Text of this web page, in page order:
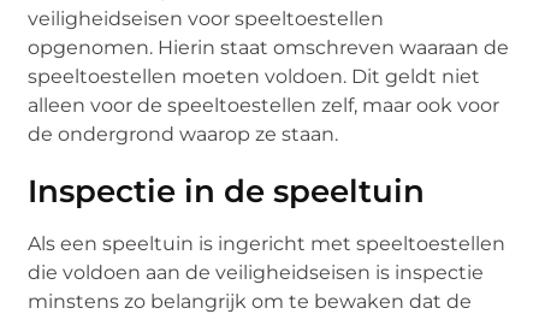
veiligheidseisen voor speeltoestellen
opgenomen. Hierin staat omschreven waaraan de
speeltoestellen moeten voldoen. Dit geldt niet
alleen voor de speeltoestellen zelf, maar ook voor
de ondergrond waarop ze staan.
Inspectie in de speeltuin
Als een speeltuin is ingericht met speeltoestellen
die voldoen aan de veiligheidseisen is inspectie
minstens zo belangrijk om te bewaken dat de